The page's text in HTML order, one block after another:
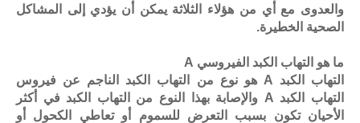
والعدوى مع أي من هؤلاء الثلاثة يمكن أن يؤدي إلى المشاكل
الصحية الخطيرة.
ما هو التهاب الكبد الفيروسي A
التهاب الكبد A هو نوع من التهاب الكبد الناجم عن فيروس
التهاب الكبد A والإصابة بهذا النوع من التهاب الكبد في أكثر
الأحيان تكون بسبب التعرض للسموم أو تعاطي الكحول أو